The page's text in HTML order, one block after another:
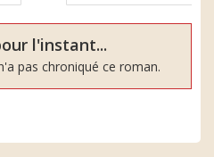
l'instant...
pas chroniqué ce roman.